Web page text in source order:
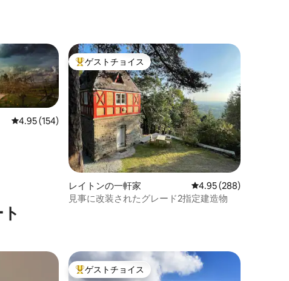
。
レビュー154件、5つ星中4.95つ星の平均評価
4.95 (154)
大好評のゲストチョイスです。
ゲストチョイス
レイトンの一軒家 レビュー288件、5つ星
4.95 (288)
見事に改装されたグレード2指定建造物
大好評のゲストチョイスです。
ゲストチョイス